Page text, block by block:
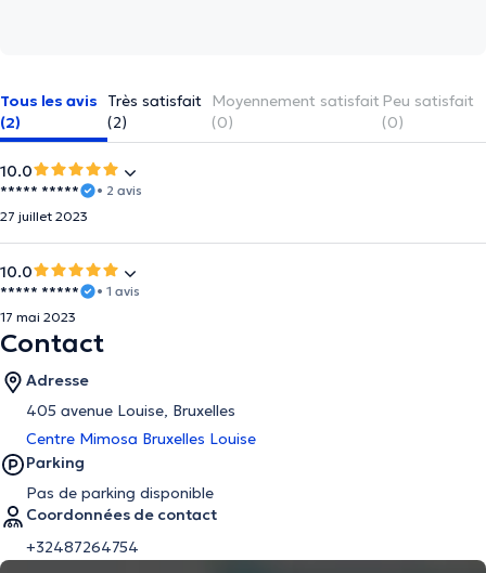
Tous les avis
(2)
Très satisfait
(2)
Moyennement satisfait
(0)
Peu satisfait
(0)
10.0
***** *****
• 2 avis
27 juillet 2023
10.0
***** *****
• 1 avis
17 mai 2023
Contact
Adresse
405 avenue Louise, Bruxelles
Centre Mimosa Bruxelles Louise
Parking
Pas de parking disponible
Coordonnées de contact
+32487264754